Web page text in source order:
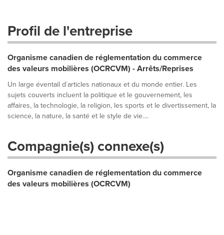
Profil de l'entreprise
Organisme canadien de réglementation du commerce
des valeurs mobilières (OCRCVM) - Arrêts/Reprises
Un large éventail d´articles nationaux et du monde entier. Les
sujets couverts incluent la politique et le gouvernement, les
affaires, la technologie, la religion, les sports et le divertissement, la
science, la nature, la santé et le style de vie....
Compagnie(s) connexe(s)
Organisme canadien de réglementation du commerce
des valeurs mobilières (OCRCVM)